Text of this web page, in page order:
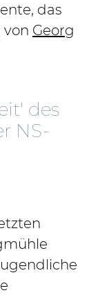
das
von Georg
des
NS-